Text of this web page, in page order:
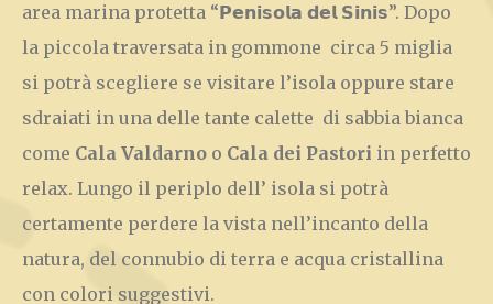
area marina protetta “𝗣𝗲𝗻𝗶𝘀𝗼𝗹𝗮 𝗱𝗲𝗹 𝗦𝗶𝗻𝗶𝘀”. Dopo
la piccola traversata in gommone circa 5 miglia
si potrà scegliere se visitare l’isola oppure stare
sdraiati in una delle tante calette di sabbia bianca
come Cala Valdarno o Cala dei Pastori in perfetto
relax. Lungo il periplo dell’ isola si potrà
certamente perdere la vista nell’incanto della
natura, del connubio di terra e acqua cristallina
con colori suggestivi.